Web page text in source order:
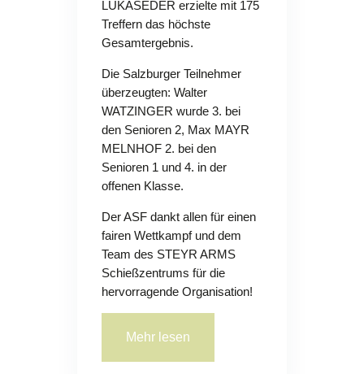
LUKASEDER erzielte mit 175
Treffern das höchste
Gesamtergebnis.
Die Salzburger Teilnehmer
überzeugten: Walter
WATZINGER wurde 3. bei
den Senioren 2, Max MAYR
MELNHOF 2. bei den
Senioren 1 und 4. in der
offenen Klasse.
Der ASF dankt allen für einen
fairen Wettkampf und dem
Team des STEYR ARMS
Schießzentrums für die
hervorragende Organisation!
Mehr lesen